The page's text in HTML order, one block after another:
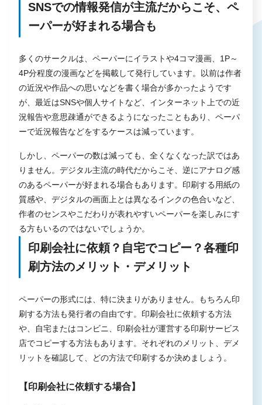
SNSでの情報発信が主流だからこそ、ペ
ーパーが好まれる場合も
多くのサークルは、ペーパーにイラストや4コマ漫画、1P～
4P分程度の漫画などを掲載して発行しています。以前は作者
の近況や作品への思いなどを書く場合が多かったようです
が、最近はSNSや個人サイトなど、インターネット上での近
況報告や意思疎通ができるようになったこともあり、ペーパ
ーで近況報告などをするケースは減っています。
しかし、ペーパーの数は減っても、全くなくなった訳ではあ
りません。デジタル主流の時代だからこそ、逆にアナログ感
のあるペーパーが好まれる場合もあります。印刷する用紙の
質感や、デジタルの画面上とは異なるインクの色合いなど、
作者のセンスやこだわりが表れやすいペーパーを楽しみにす
る方もいるのではないでしょうか。
印刷会社に依頼？自宅でコピー？各種印
刷方法のメリット・デメリット
ペーパーの形式には、特に決まりがありません。もちろん印
刷する方法も発行者の自由です。印刷会社に依頼する方法
や、自宅またはコンビニ、印刷会社が運営する印刷サービス
店でコピーする方法もあります。それぞれのメリット、デメ
リットを確認して、どの方法で印刷するか決めましょう。
【印刷会社に依頼する場合】